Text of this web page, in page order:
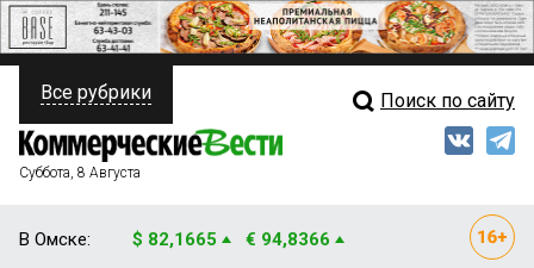
ПОЛИТИКА
ФИНАНСЫ
Свежий выпуск
Все рубрики Поиск по сайту
Суббота, 8 Августа
В Омске: $ 82,1665 € 94,8366